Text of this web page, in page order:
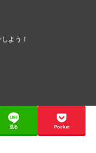
送る Pocket